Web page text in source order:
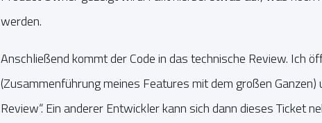
werden.
Anschließend kommt der Code in das technische Review. Ich
(Zusammenführung meines Features mit dem großen Ganzen)
Review“. Ein anderer Entwickler kann sich dann dieses Ticket